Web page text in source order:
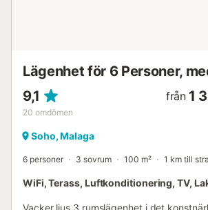
Lägenhet för 6 Personer,
9,1
20 omdömen
från 1
Soho, Malaga
6 personer 3 sovrum 100 m² 1 km till
WiFi, Terass, Luftkonditionering, TV,